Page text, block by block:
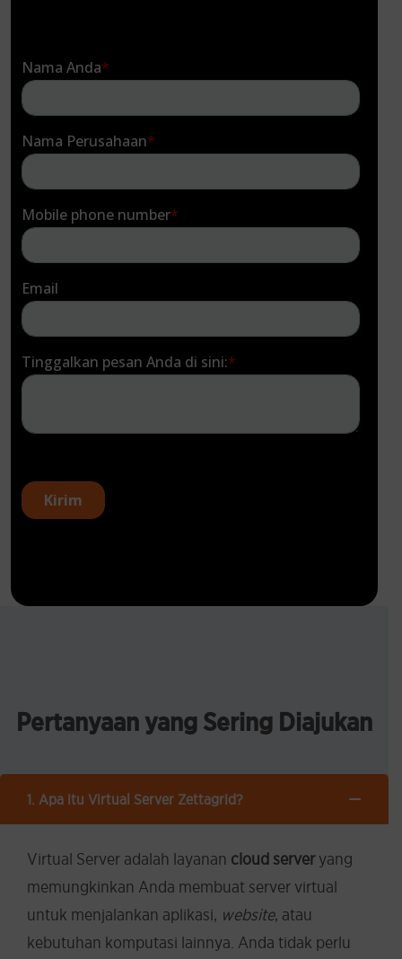
PertanyaanyangSering Diajukan
1. Apa itu Virtual Server Zettagrid?
Virtual Server adalah layanan cloud serveryang
memungkinkan Anda membuat server virtual
untuk menjalankan aplikasi, website, atau
kebutuhan komputasi lainnya. Anda tidak perlu